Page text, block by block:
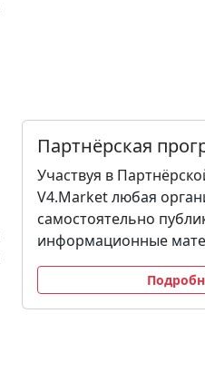
Партнёрская
Участвуя в
V4.Market любая
самостоятельно
информационные